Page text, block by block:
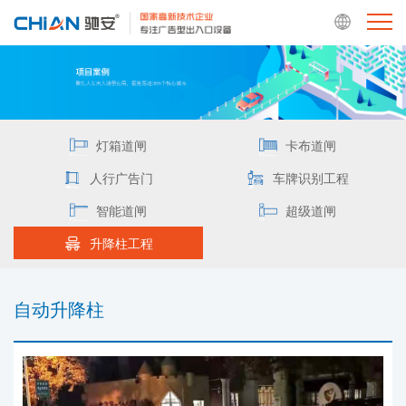
灯箱道闸
卡布道闸
人行广告门
车牌识别工程
智能道闸
超级道闸
升降柱工程
自动升降柱